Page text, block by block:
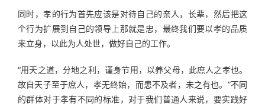
同时，孝的行为首先应该是对待自己的亲人，长辈，然后把这
个行为扩展到自己的领导上那就是忠，最终我们要以孝的品质
来立身，以此为人处世，做好自己的工作。
“用天之道，分地之利，谨身节用，以养父母，此庶人之孝也。
故自天子至于庶人，孝无终始，而患不及者，未之有也。”不同
的群体对于孝有不同的标准，对于我们普通人来说，要实践好